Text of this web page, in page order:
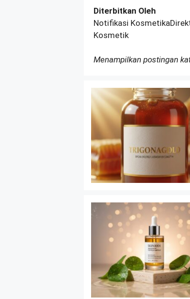
Diterbitkan Oleh
Notifikasi
Kosmetik
Menampilkan postingan